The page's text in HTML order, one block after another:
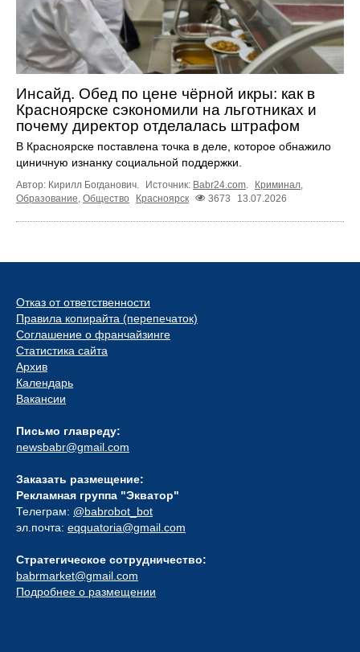
Инсайд. Обед по цене чёрной икры: как в
Красноярске сэкономили на льготниках и
почему директор отделалась штрафом
В Красноярске поставлена точка в деле, которое обнажило
циничную изнанку социальной поддержки.
Автор: Кирилл Богданович. Источник: Babr24.com Криминал
Образование Общество Красноярск 3673 13.07.2026
Отказ от ответственности
Правила копирайта (перепечаток)
Соглашение о франчайзинге
Статистика сайта
Архив
Календарь
Вакансии
Письмо главреду:
newsbabr@gmail.com
Заказать размещение:
Рекламная группа "Экватор"
Телеграм: @babrobot_bot
эл.почта: eqquatoria@gmail.com
Стратегическое сотрудничество:
babrmarket@gmail.com
Подробнее о размещении